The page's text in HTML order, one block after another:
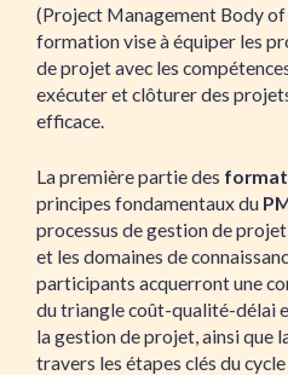
(Project Management Body
formation vise à équiper les
de projet avec les
exécuter et clôturer des
efficace.
La première partie des
principes fondamentaux du
processus de gestion de
et les domaines de
participants acquerront une
du triangle coût-qualité-délai
la gestion de projet, ainsi que
travers les étapes clés du